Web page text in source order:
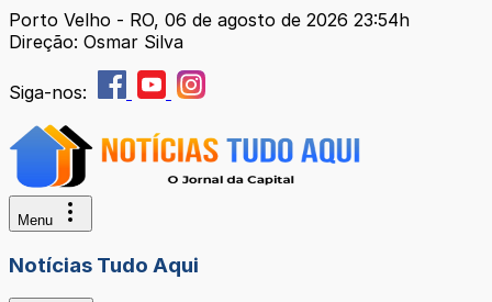
Porto Velho - RO, 06 de agosto de 2026 23:54h
Direção: Osmar Silva
Siga-nos:
Menu
Notícias Tudo Aqui